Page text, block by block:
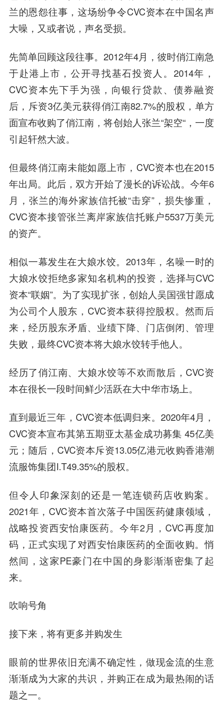
兰的恩怨往事，这场纷争令CVC资本在中国名声
大噪，又或者说，声名受损。
先简单回顾这段往事。2012年4月，彼时俏江南急
于赴港上市，公开寻找基石投资人。2014年，
CVC资本先下手为强，向银行贷款、债券融资
后，斥资3亿美元获得俏江南82.7%的股权，单方
面宣布收购了俏江南，将创始人张兰“架空“，一度
引起轩然大波。
但最终俏江南未能如愿上市，CVC资本也在2015
年出局。此后，双方开始了漫长的诉讼战。今年6
月，张兰的海外家族信托被“击穿”，损失惨重，
CVC资本接管张兰离岸家族信托账户5537万美元
的资产。
相似一幕发生在大娘水饺。2013年，名噪一时的
大娘水饺拒绝多家知名机构的投资，选择与CVC
资本“联姻”。为了实现扩张，创始人吴国强甘愿成
为公司个人股东，CVC资本获得控股权。然而后
来，经历股东矛盾、业绩下降、门店倒闭、管理
失败，最终CVC资本将大娘水饺转手他人。
经历了俏江南、大娘水饺等不欢而散后，CVC资
本在很长一段时间鲜少活跃在大中华市场上。
直到最近三年，CVC资本低调归来。2020年4月，
CVC资本宣布其第五期亚太基金成功募集 45亿美
元；随后，CVC资本斥资13.05亿港元收购香港潮
流服饰集团I.T49.35%的股权。
但令人印象深刻的还是一笔连锁药店收购案。
2021年，CVC资本首次落子中国医药健康领域，
战略投资西安怡康医药。今年2月，CVC再度加
码，正式实现了对西安怡康医药的全面收购。悄
然间，这家PE豪门在中国的身影渐渐密集了起
来。
吹响号角
接下来，将有更多并购发生
眼前的世界依旧充满不确定性，做现金流的生意
渐渐成为大家的共识，并购正在成为最热闹的话
题之一。